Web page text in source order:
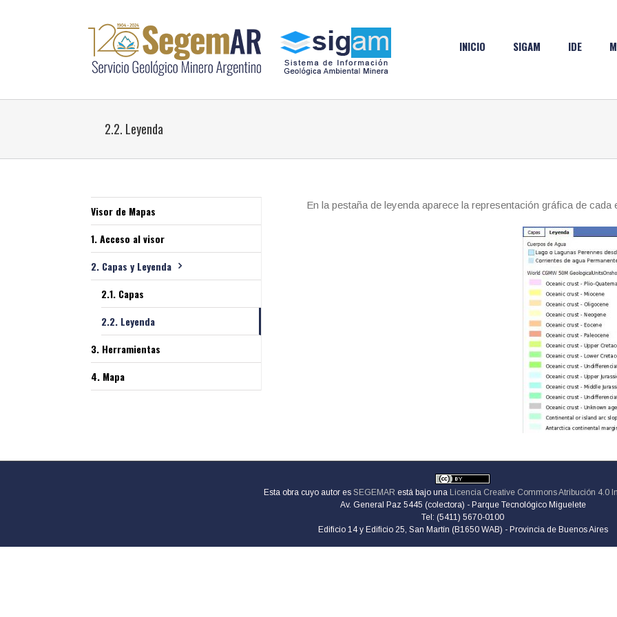
INICIO SIGAM IDE
2.2. Leyenda
En la pestaña de leyenda aparece la representación gráfica de cada
Visor de Mapas
1. Acceso al visor
2. Capas y Leyenda
2.1. Capas
2.2. Leyenda
3. Herramientas
4. Mapa
Esta obra cuyo autor es SEGEMAR está bajo una Licencia Creative Commons Atribución 4.0
Av. General Paz 5445 (colectora) - Parque Tecnológico Miguelete
Tel: (5411) 5670-0100
Edificio 14 y Edificio 25, San Martín (B1650 WAB) - Provincia de Buenos Aires